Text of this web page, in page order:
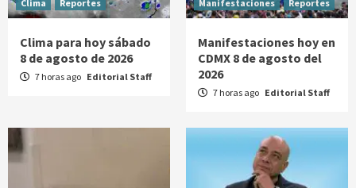
Clima Reportes
Clima para hoy sábado
8 de agosto de 2026
7 horas ago Editorial Staff
Manifestaciones Reportes
Manifestaciones hoy en
CDMX 8 de agosto del
2026
7 horas ago Editorial Staff